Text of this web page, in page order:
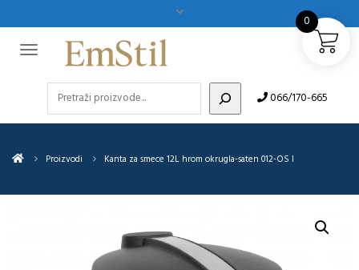
066/170-665
Proizvodi Kanta za smece 12L hrom okrugla-saten 012-OS I
0